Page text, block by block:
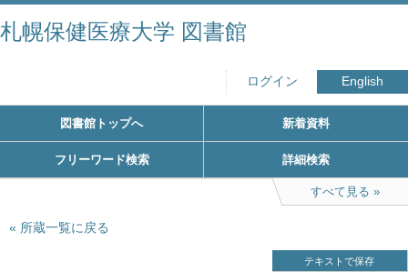
札幌保健医療大学 図書館
ログイン English
図書館トップへ 新着資料
フリーワード検索 詳細検索
すべて見る
所蔵一覧に戻る
テキストで保存